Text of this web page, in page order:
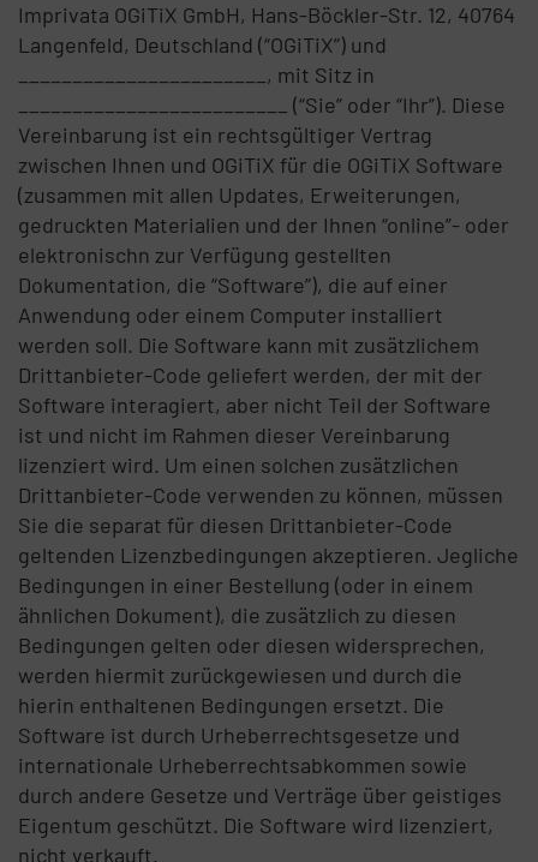
Imprivata OGiTiX GmbH, Hans-Böckler-Str. 12, 40764
Langenfeld, Deutschland (“OGiTiX”) und
_______________________, mit Sitz in
_________________________ (“Sie” oder “Ihr”). Diese
Vereinbarung ist ein rechtsgültiger Vertrag
zwischen Ihnen und OGiTiX für die OGiTiX Software
(zusammen mit allen Updates, Erweiterungen,
gedruckten Materialien und der Ihnen “online”- oder
elektronischn zur Verfügung gestellten
Dokumentation, die “Software”), die auf einer
Anwendung oder einem Computer installiert
werden soll. Die Software kann mit zusätzlichem
Drittanbieter-Code geliefert werden, der mit der
Software interagiert, aber nicht Teil der Software
ist und nicht im Rahmen dieser Vereinbarung
lizenziert wird. Um einen solchen zusätzlichen
Drittanbieter-Code verwenden zu können, müssen
Sie die separat für diesen Drittanbieter-Code
geltenden Lizenzbedingungen akzeptieren. Jegliche
Bedingungen in einer Bestellung (oder in einem
ähnlichen Dokument), die zusätzlich zu diesen
Bedingungen gelten oder diesen widersprechen,
werden hiermit zurückgewiesen und durch die
hierin enthaltenen Bedingungen ersetzt. Die
Software ist durch Urheberrechtsgesetze und
internationale Urheberrechtsabkommen sowie
durch andere Gesetze und Verträge über geistiges
Eigentum geschützt. Die Software wird lizenziert,
nicht verkauft.